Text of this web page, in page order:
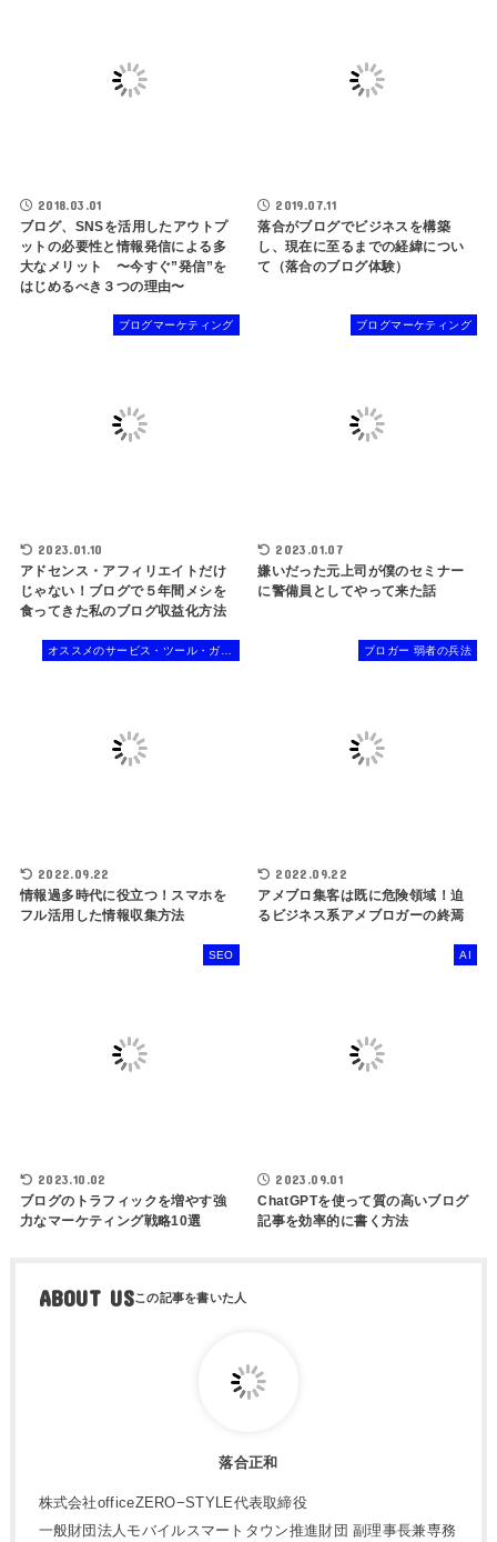
2018.03.01
ブログ、SNSを活用したアウトプ
ットの必要性と情報発信による多
大なメリット 〜今すぐ”発信”を
はじめるべき３つの理由〜
2019.07.11
落合がブログでビジネスを構築
し、現在に至るまでの経緯につい
て（落合のブログ体験）
ブログマーケティング
2023.01.10
アドセンス・アフィリエイトだけ
じゃない！ブログで５年間メシを
食ってきた私のブログ収益化方法
ブログマーケティング
2023.01.07
嫌いだった元上司が僕のセミナー
に警備員としてやって来た話
2022.09.22
情報過多時代に役立つ！スマホを
フル活用した情報収集方法
ブロガー 弱者の兵法
2022.09.22
アメブロ集客は既に危険領域！迫
るビジネス系アメブロガーの終焉
SEO
2023.10.02
ブログのトラフィックを増やす強
力なマーケティング戦略10選
AI
2023.09.01
ChatGPTを使って質の高いブログ
記事を効率的に書く方法
ABOUT US
落合正和
株式会社officeZERO−STYLE代表取締役
一般財団法人モバイルスマートタウン推進財団 副理事長兼専務